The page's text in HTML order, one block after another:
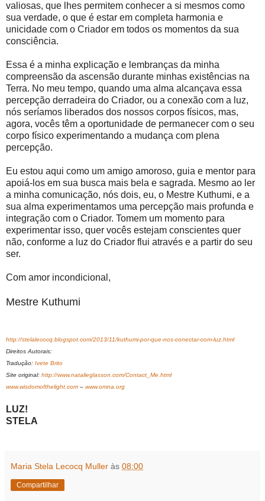
valiosas, que lhes permitem conhecer a si mesmos como
sua verdade, o que é estar em completa harmonia e
unicidade com o Criador em todos os momentos da sua
consciência.
Essa é a minha explicação e lembranças da minha
compreensão da ascensão durante minhas existências na
Terra. No meu tempo, quando uma alma alcançava essa
percepção derradeira do Criador, ou a conexão com a luz,
nós seríamos liberados dos nossos corpos físicos, mas,
agora, vocês têm a oportunidade de permanecer com o seu
corpo físico experimentando a mudança com plena
percepção.
Eu estou aqui como um amigo amoroso, guia e mentor para
apoiá-los em sua busca mais bela e sagrada. Mesmo ao ler
a minha comunicação, nós dois, eu, o Mestre Kuthumi, e a
sua alma experimentamos uma percepção mais profunda e
integração com o Criador. Tomem um momento para
experimentar isso, quer vocês estejam conscientes quer
não, conforme a luz do Criador flui através e a partir do seu
ser.
Com amor incondicional,
Mestre Kuthumi
http://stelalecocq.blogspot.com/2013/11/kuthumi-por-que-nos-conectar-com-luz.html
Direitos Autorais:
Tradução: Ivete Brito
Site original: http://www.natalieglasson.com/Contact_Me.html
www.wisdomofthelight.com – www.omna.org
LUZ!
STELA
Maria Stela Lecocq Muller às 08:00
Compartilhar